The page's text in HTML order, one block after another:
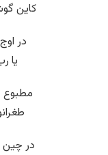
کاین
در
یا
مطبوع
در